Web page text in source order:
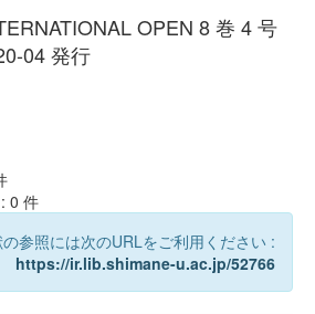
OPEN 8 巻 4 号
04 発行
0 件
参照には次のURLをご利用ください :
https://ir.lib.shimane-u.ac.jp/52766